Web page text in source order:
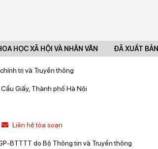
HỌC XÃ HỘI VÀ NHÂN VĂN ĐÃ XUẤT BẢN
trị và Truyền thông
Giấy, Thành phố Hà Nội
Liên hệ tòa soạn
BTTTT do Bộ Thông tin và Truyền thông